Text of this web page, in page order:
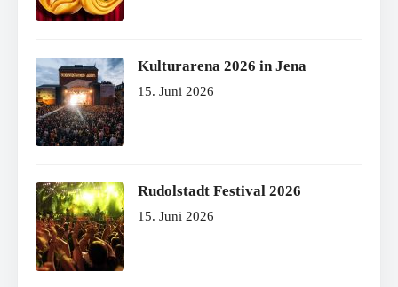
Kulturarena 2026 in Jena
15. Juni 2026
Rudolstadt Festival 2026
15. Juni 2026